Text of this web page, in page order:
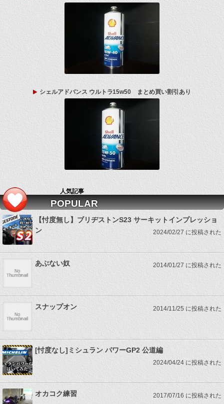
シェルアドバンス ウルトラ15w50 まとめ買い割引あり
人気記事
POPULAR
【忖度無し】ブリヂストンS23 サーキットインプレッショ
ン
2024/02/27 に投稿された
あぶない奴 2014/01/27 に投稿された
スナップオン 2014/11/25 に投稿された
[忖度なし]ミシュラン パワーGP2 公道編
2024/04/24 に投稿された
オカコク練習 2017/07/16 に投稿された